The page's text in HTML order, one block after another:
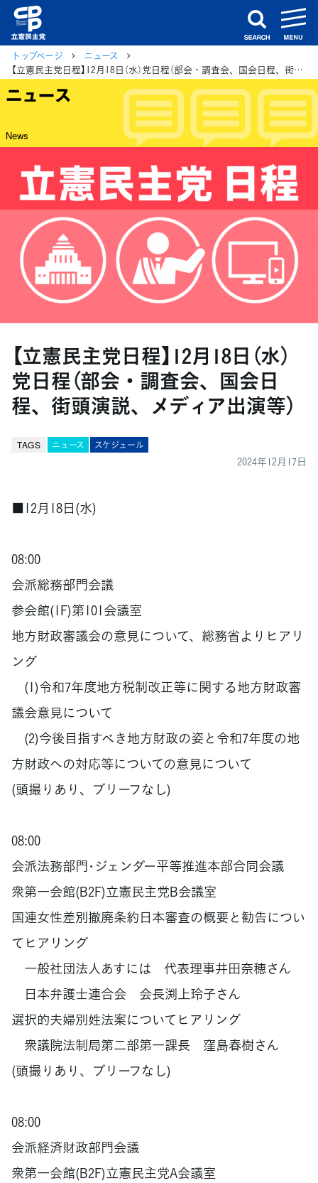
search
トップページ
ニュース
【立憲民主党日程】12月18日（水）党日程（部会・調査会、国会日程、街頭演説、メディア出演等）
ニュース
News
【立憲民主党日程】12月18日（水）
党日程（部会・調査会、国会日
程、街頭演説、メディア出演等）
TAGS ニュース スケジュール
2024年12月17日
■12月18日(水)
08:00
会派総務部門会議
参会館(1F)第101会議室
地方財政審議会の意見について、総務省よりヒアリ
ング
(1)令和7年度地方税制改正等に関する地方財政審
議会意見について
(2)今後目指すべき地方財政の姿と令和7年度の地
方財政への対応等についての意見について
(頭撮りあり、ブリーフなし)
08:00
会派法務部門･ジェンダー平等推進本部合同会議
衆第一会館(B2F)立憲民主党B会議室
国連女性差別撤廃条約日本審査の概要と勧告につい
てヒアリング
一般社団法人あすには 代表理事井田奈穂さん
日本弁護士連合会 会長渕上玲子さん
選択的夫婦別姓法案についてヒアリング
衆議院法制局第二部第一課長 窪島春樹さん
(頭撮りあり、ブリーフなし)
08:00
会派経済財政部門会議
衆第一会館(B2F)立憲民主党A会議室